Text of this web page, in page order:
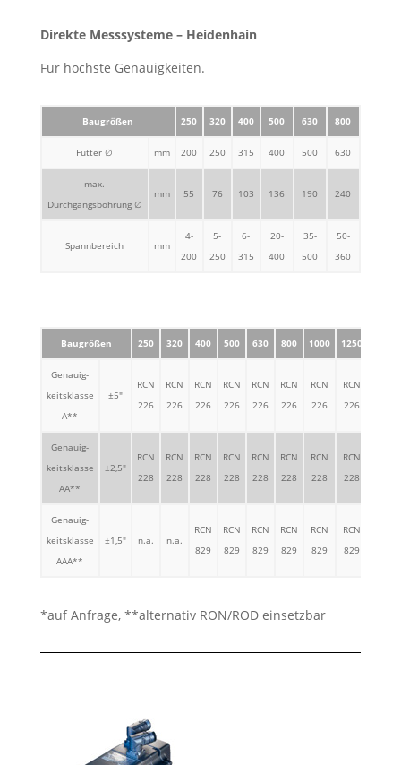
Direkte Messsysteme – Heidenhain
Für höchste Genauigkeiten.
Baugrößen 250 320 400 500 630 800
Futter ∅ mm 200 250 315 400 500 630
max.
Durchgangsbohrung ∅
mm 55 76 103 136 190 240
Spannbereich mm
4-
200
5-
250
6-
315
20-
400
35-
500
50-
360
Baugrößen 250 320 400 500 630 800 1000 1250
Genauig-
keitsklasse
A**
±5"
RCN
226
RCN
226
RCN
226
RCN
226
RCN
226
RCN
226
RCN
226
RCN
226
Genauig-
keitsklasse
AA**
±2,5"
RCN
228
RCN
228
RCN
228
RCN
228
RCN
228
RCN
228
RCN
228
RCN
228
Genauig-
keitsklasse
AAA**
±1,5" n.a. n.a.
RCN
829
RCN
829
RCN
829
RCN
829
RCN
829
RCN
829
*auf Anfrage, **alternativ RON/ROD einsetzbar